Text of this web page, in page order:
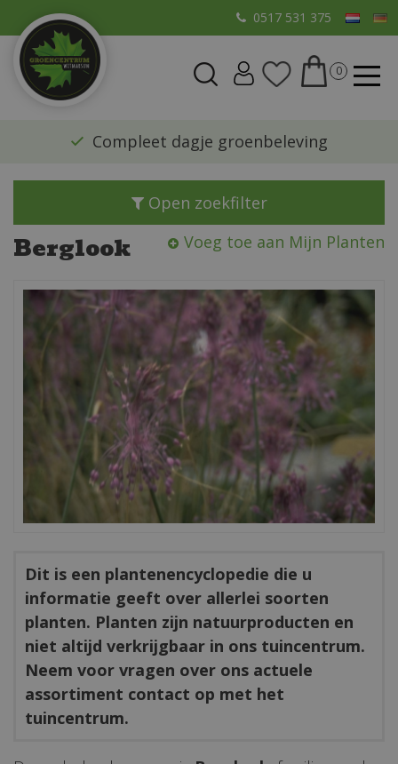
a
0517 531 375
​Compleet dagje groenbeleving
Open zoekfilter
Berglook Voeg toe aan Mijn Planten
Dit is een plantenencyclopedie die u
informatie geeft over allerlei soorten
planten. Planten zijn natuurproducten en
niet altijd verkrijgbaar in ons tuincentrum.
Neem voor vragen over ons actuele
assortiment contact op met het
tuincentrum.